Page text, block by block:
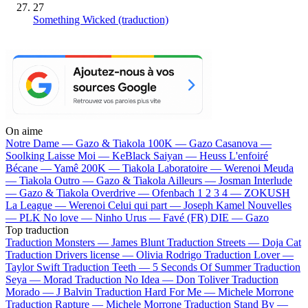
27
Something Wicked (traduction)
On aime
Notre Dame — Gazo & Tiakola 100K — Gazo Casanova —
Soolking Laisse Moi — KeBlack Saiyan — Heuss L'enfoiré
Bécane —Yamê 200K — Tiakola Laboratoire — Werenoi Meuda
— Tiakola Outro — Gazo & Tiakola Ailleurs — Josman Interlude
— Gazo & Tiakola Overdrive — Ofenbach 1 2 3 4 — ZOKUSH
La League — Werenoi Celui qui part — Joseph Kamel Nouvelles
— PLK No love — Ninho Urus — Favé (FR) DIE — Gazo
Top traduction
Traduction Monsters — James Blunt Traduction Streets — Doja Cat
Traduction Drivers license — Olivia Rodrigo Traduction Lover —
Taylor Swift Traduction Teeth — 5 Seconds Of Summer Traduction
Seya — Morad Traduction No Idea — Don Toliver Traduction
Morado — J Balvin Traduction Hard For Me — Michele Morrone
Traduction Rapture — Michele Morrone Traduction Stand By —